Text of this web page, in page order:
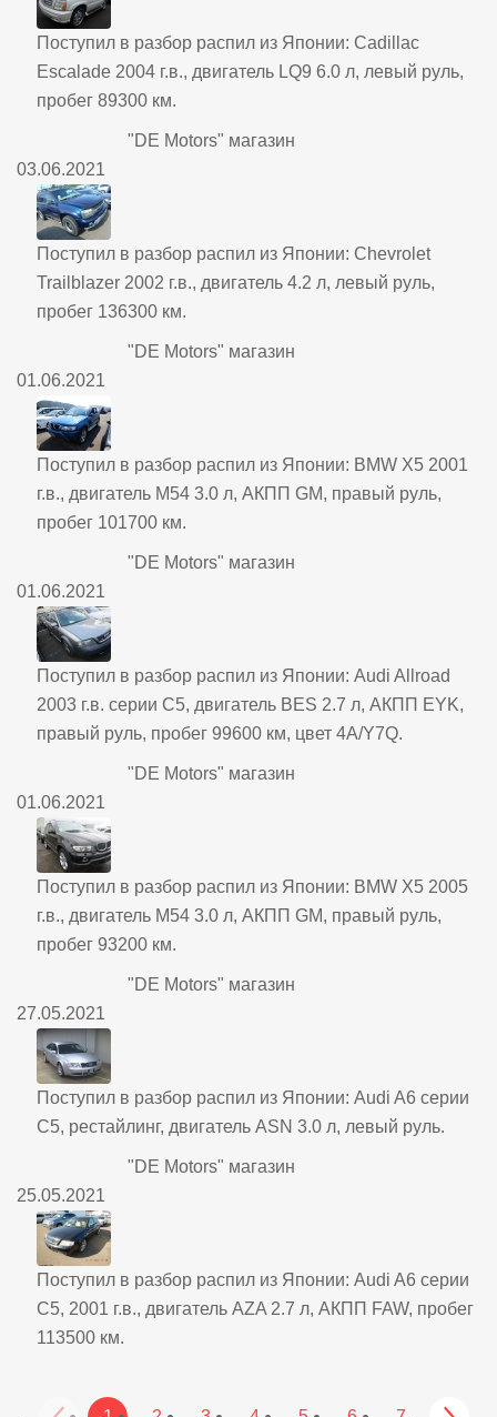
Поступил в разбор распил из Японии: Cadillac
Escalade 2004 г.в., двигатель LQ9 6.0 л, левый руль,
пробег 89300 км.
"DE Motors" магазин
03.06.2021
Поступил в разбор распил из Японии: Chevrolet
Trailblazer 2002 г.в., двигатель 4.2 л, левый руль,
пробег 136300 км.
"DE Motors" магазин
01.06.2021
Поступил в разбор распил из Японии: BMW X5 2001
г.в., двигатель M54 3.0 л, АКПП GM, правый руль,
пробег 101700 км.
"DE Motors" магазин
01.06.2021
Поступил в разбор распил из Японии: Audi Allroad
2003 г.в. серии C5, двигатель BES 2.7 л, АКПП EYK,
правый руль, пробег 99600 км, цвет 4A/Y7Q.
"DE Motors" магазин
01.06.2021
Поступил в разбор распил из Японии: BMW X5 2005
г.в., двигатель M54 3.0 л, АКПП GM, правый руль,
пробег 93200 км.
"DE Motors" магазин
27.05.2021
Поступил в разбор распил из Японии: Audi A6 серии
C5, рестайлинг, двигатель ASN 3.0 л, левый руль.
"DE Motors" магазин
25.05.2021
Поступил в разбор распил из Японии: Audi A6 серии
C5, 2001 г.в., двигатель AZA 2.7 л, АКПП FAW, пробег
113500 км.